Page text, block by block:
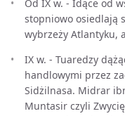
Od IX w. - Idące od
stopniowo osiedlają
wybrzeży Atlantyku,
IX w. - Tuaredzy
handlowymi przez
Sidżilnasa. Midrar
Muntasir czyli